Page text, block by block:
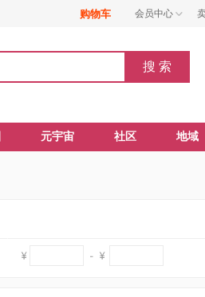
购物车 会员中心
元宇宙 社区 地域